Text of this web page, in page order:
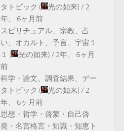
タトピック ( 光の如来) / 2
年、 6ヶ月前
スピリチュアル、宗教、占
い、オカルト、予言、宇宙１
１ ( 光の如来) / 2年、 6ヶ月
前
科学・論文、調査結果、デー
タトピック ( 光の如来) / 2
年、 6ヶ月前
思想・哲学・啓蒙・自己啓
発・名言格言・知識・知恵ト